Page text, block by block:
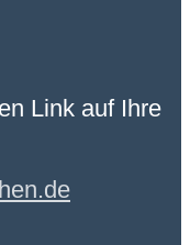
Link auf Ihre